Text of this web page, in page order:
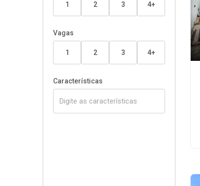
1 2 3 4+
Vagas
1 2 3 4+
Características